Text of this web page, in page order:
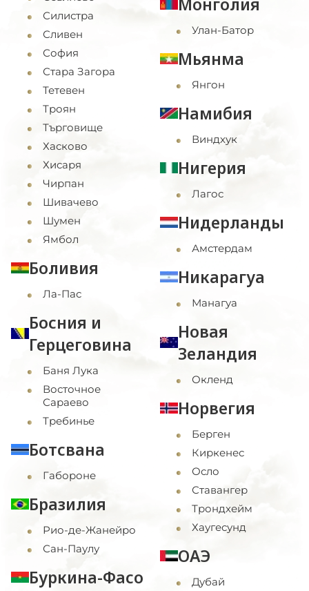
Силистра
Сливен
София
Стара Загора
Тетевен
Троян
Търговище
Хасково
Хисаря
Чирпан
Шивачево
Шумен
Ямбол
Боливия
Ла-Пас
Босния и
Герцеговина
Баня Лука
Восточное
Сараево
Требинье
Ботсвана
Габороне
Бразилия
Рио-де-Жанейро
Сан-Паулу
Буркина-Фасо
Улан-Батор
Мьянма
Янгон
Намибия
Виндхук
Нигерия
Лагос
Нидерланды
Амстердам
Никарагуа
Манагуа
Новая
Зеландия
Окленд
Норвегия
Берген
Киркенес
Осло
Ставангер
Трондхейм
Хаугесунд
ОАЭ
Дубай